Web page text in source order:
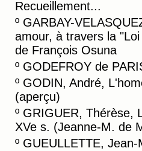
Recueillement...
º GARBAY-
amour, à travers la
de François Osuna
º GODEFROY de
º GODIN, André,
(aperçu)
º GRIGUER, Thérèse,
XVe s. (Jeanne-M. de
º GUEULLETTE,